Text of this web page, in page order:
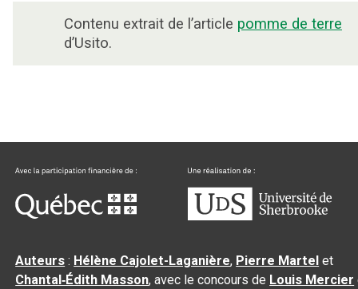
Contenu extrait de l’article pomme de terre
d’Usito.
Auteurs : Hélène Cajolet-Laganière, Pierre Martel et
Chantal‑Édith Masson, avec le concours de Louis Mercier